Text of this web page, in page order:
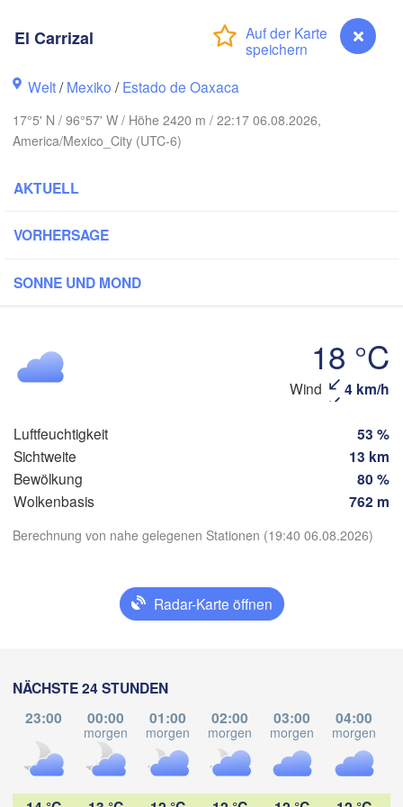
El Carrizal
Welt/Mexiko /Estado de Oaxaca
17°5' N / 96°57' W / Höhe 2420 m / 22:17 06.08.2026,
America/Mexico_City (UTC-6)
AKTUELL
VORHERSAGE
SONNE UND MOND
18 °C
Wind 4 km/h
Luftfeuchtigkeit 53 %
Sichtweite 13 km
Bewölkung 80 %
Wolkenbasis 762 m
Berechnung von nahe gelegenen Stationen (19:40 06.08.2026)
Radar-Karte öffnen
NÄCHSTE 24 STUNDEN
23:00
00:00
morgen
01:00
morgen
02:00
morgen
03:00
morgen
04:00
morgen
Temperatur
Di
04. Aug 05. Aug 06. Aug 07. Aug
Sa
08. Aug
So
09. Aug
Mo
10. Aug
:00 02 :00 03 :00 04 :00 05 :00 06 :00 07
Ciudad de México
Tuxtla
Querétaro
Coatzacoalcos